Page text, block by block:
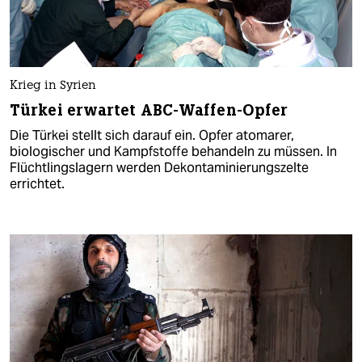
Krieg in Syrien
Türkei erwartet ABC-Waffen-Opfer
Die Türkei stellt sich darauf ein. Opfer atomarer,
biologischer und Kampfstoffe behandeln zu müssen. In
Flüchtlingslagern werden Dekontaminierungszelte
errichtet.